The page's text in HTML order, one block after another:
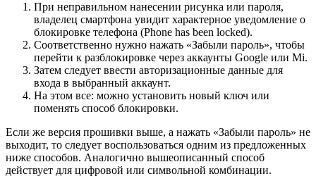
При неправильном нанесении рисунка или пароля,
владелец смартфона увидит характерное уведомление о
блокировке телефона (Phone has been locked).
Соответственно нужно нажать «Забыли пароль», чтобы
перейти к разблокировке через аккаунты Google или Mi.
Затем следует ввести авторизационные данные для
входа в выбранный аккаунт.
На этом все: можно установить новый ключ или
поменять способ блокировки.
Если же версия прошивки выше, а нажать «Забыли пароль» не
выходит, то следует воспользоваться одним из предложенных
ниже способов. Аналогично вышеописанный способ
действует для цифровой или символьной комбинации.